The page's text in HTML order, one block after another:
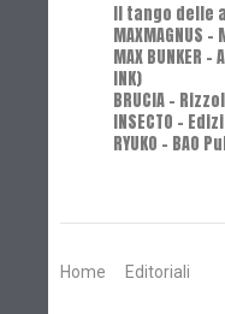
Il tango delle
MAXMAGNUS –
MAX BUNKER –
INK)
BRUCIA -
INSECTO -
RYUKO - BAO
Home
Editoriali